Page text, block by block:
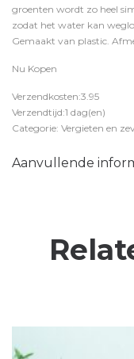
groenten wordt zo heel
zodat het water kan
Gemaakt van plastic.
Nu Kopen
Verzendkosten:3.95
Verzendtijd:1 dag(en)
Categorie: Vergieten en
Aanvullende